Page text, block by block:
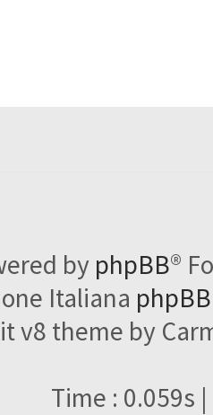
by phpBB®
Italiana
v8 theme by
Time : 0.059s